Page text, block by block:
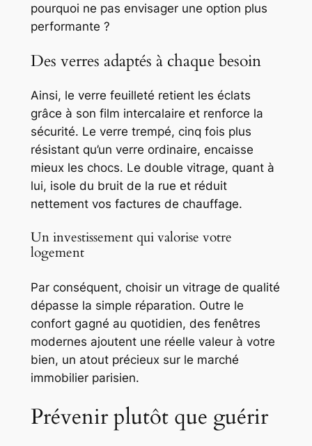
pourquoi ne pas envisager une option plus
performante ?
Des verres adaptés à chaque besoin
Ainsi, le verre feuilleté retient les éclats
grâce à son film intercalaire et renforce la
sécurité. Le verre trempé, cinq fois plus
résistant qu’un verre ordinaire, encaisse
mieux les chocs. Le double vitrage, quant à
lui, isole du bruit de la rue et réduit
nettement vos factures de chauffage.
Un investissement qui valorise votre
logement
Par conséquent, choisir un vitrage de qualité
dépasse la simple réparation. Outre le
confort gagné au quotidien, des fenêtres
modernes ajoutent une réelle valeur à votre
bien, un atout précieux sur le marché
immobilier parisien.
Prévenir plutôt que guérir